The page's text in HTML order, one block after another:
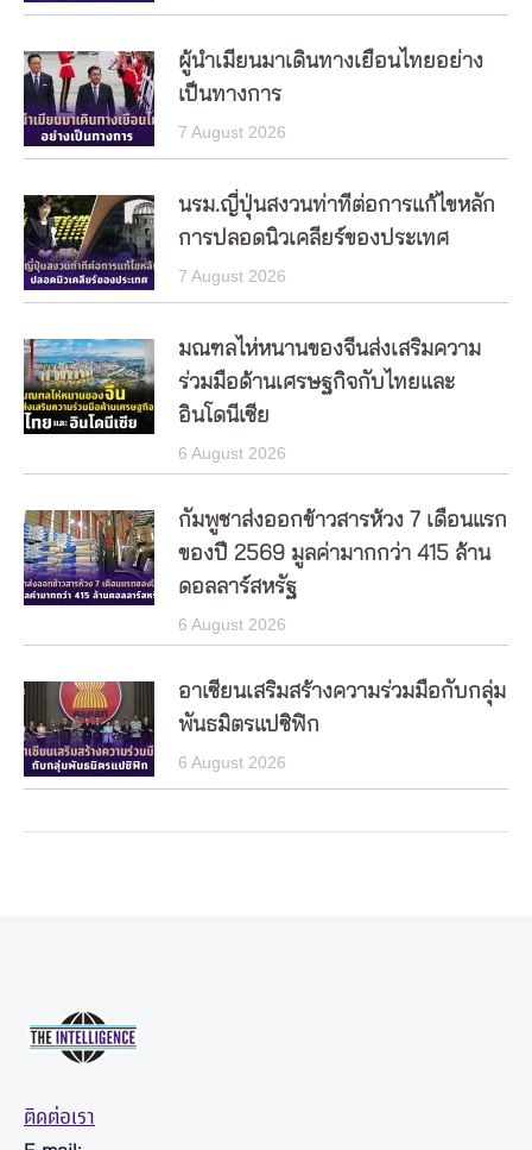
ผู้นำเมียนมาเดินทางเยือนไทยอย่าง
เป็นทางการ
7 August 2026
นรม.ญี่ปุ่นสงวนท่าทีต่อการแก้ไขหลัก
การปลอดนิวเคลียร์ของประเทศ
7 August 2026
มณฑลไห่หนานของจีนส่งเสริมความ
ร่วมมือด้านเศรษฐกิจกับไทยและ
อินโดนีเซีย
6 August 2026
กัมพูชาส่งออกข้าวสารห้วง 7 เดือนแรก
ของปี 2569 มูลค่ามากกว่า 415 ล้าน
ดอลลาร์สหรัฐ
6 August 2026
อาเซียนเสริมสร้างความร่วมมือกับกลุ่ม
พันธมิตรแปซิฟิก
6 August 2026
ติดต่อเรา